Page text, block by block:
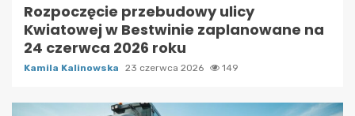
Rozpoczęcie przebudowy ulicy
Kwiatowej w Bestwinie zaplanowane na
24 czerwca 2026 roku
Kamila Kalinowska 23 czerwca 2026 149